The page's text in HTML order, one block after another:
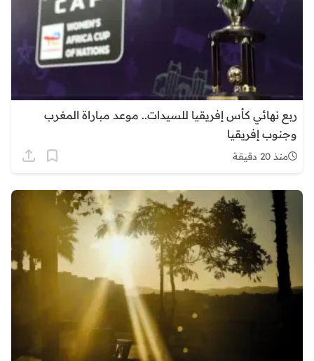
ربع نهائي كأس إفريقيا للسيدات.. موعد مباراة المغرب
وجنوب إفريقيا
منذ 20 دقيقة